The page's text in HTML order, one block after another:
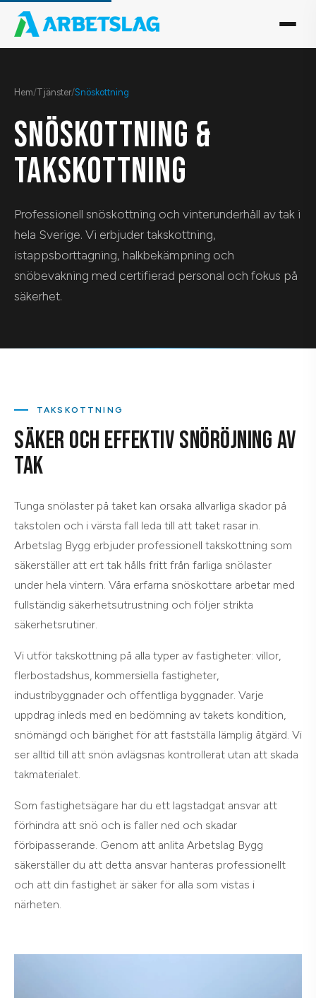
Hem/Tjänster/Snöskottning
SNÖSKOTTNING &
TAKSKOTTNING
Professionell snöskottning och vinterunderhåll av tak i
hela Sverige. Vi erbjuder takskottning,
istappsborttagning, halkbekämpning och
snöbevakning med certifierad personal och fokus på
säkerhet.
TAKSKOTTNING
SÄKER OCH EFFEKTIV SNÖRÖJNING AV
TAK
Tunga snölaster på taket kan orsaka allvarliga skador på
takstolen och i värsta fall leda till att taket rasar in.
Arbetslag Bygg erbjuder professionell takskottning som
säkerställer att ert tak hålls fritt från farliga snölaster
under hela vintern. Våra erfarna snöskottare arbetar med
fullständig säkerhetsutrustning och följer strikta
säkerhetsrutiner.
Vi utför takskottning på alla typer av fastigheter: villor,
flerbostadshus, kommersiella fastigheter,
industribyggnader och offentliga byggnader. Varje
uppdrag inleds med en bedömning av takets kondition,
snömängd och bärighet för att fastställa lämplig åtgärd. Vi
ser alltid till att snön avlägsnas kontrollerat utan att skada
takmaterialet.
Som fastighetsägare har du ett lagstadgat ansvar att
förhindra att snö och is faller ned och skadar
förbipasserande. Genom att anlita Arbetslag Bygg
säkerställer du att detta ansvar hanteras professionellt
och att din fastighet är säker för alla som vistas i
närheten.